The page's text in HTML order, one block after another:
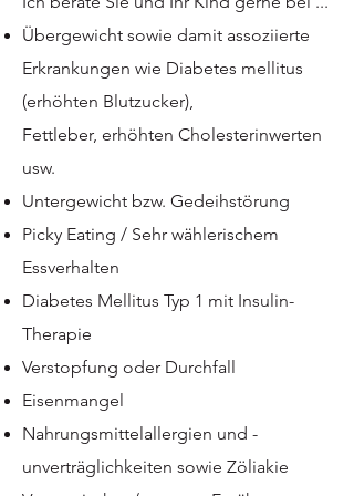
Übergewicht sowie damit assoziierte
Erkrankungen wie Diabetes mellitus
(erhöhten Blutzucker),
Fettleber, erhöhten Cholesterinwerten
usw.
Untergewicht bzw. Gedeihstörung
Picky Eating / Sehr wählerischem
Essverhalten
Diabetes Mellitus Typ 1 mit Insulin-
Therapie
Verstopfung oder Durchfall
Eisenmangel
Nahrungsmittelallergien und -
unverträglichkeiten sowie Zöliakie